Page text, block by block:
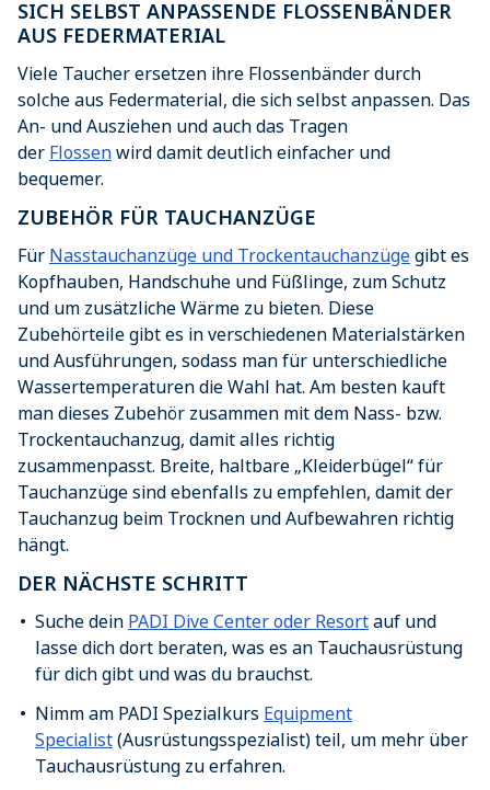
SICH SELBST ANPASSENDE FLOSSENBÄNDER
AUS FEDERMATERIAL
Viele Taucher ersetzen ihre Flossenbänder durch
solche aus Federmaterial, die sich selbst anpassen. Das
An- und Ausziehen und auch das Tragen
der Flossenwird damit deutlich einfacher und
bequemer.
ZUBEHÖR FÜR TAUCHANZÜGE
Für Nasstauchanzüge und Trockentauchanzügegibt es
Kopfhauben, Handschuhe und Füßlinge, zum Schutz
und um zusätzliche Wärme zu bieten. Diese
Zubehörteile gibt es in verschiedenen Materialstärken
und Ausführungen, sodass man für unterschiedliche
Wassertemperaturen die Wahl hat. Am besten kauft
man dieses Zubehör zusammen mit dem Nass- bzw.
Trockentauchanzug, damit alles richtig
zusammenpasst. Breite, haltbare „Kleiderbügel“ für
Tauchanzüge sind ebenfalls zu empfehlen, damit der
Tauchanzug beim Trocknen und Aufbewahren richtig
hängt.
DER NÄCHSTE SCHRITT
Suche dein PADI Dive Center oder Resortauf und
lasse dich dort beraten, was es an Tauchausrüstung
für dich gibt und was du brauchst.
Nimm am PADI Spezialkurs Equipment
Specialist(Ausrüstungsspezialist) teil, um mehr über
Tauchausrüstung zu erfahren.